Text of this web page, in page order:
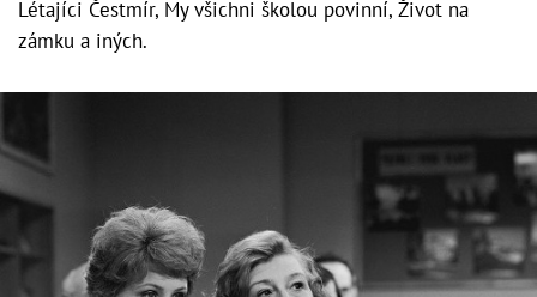
Létajíci Čestmír, My všichni školou povinní, Život na
zámku a iných.